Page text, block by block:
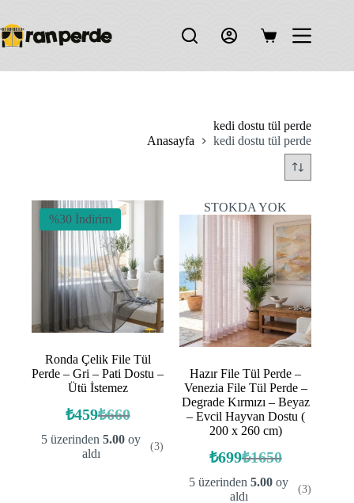
content
Shopping
kedi dostu tül perde
Anasayfa
kedi dostu tül perde
%30 İndirim
Ronda Çelik File Tül
Perde – Gri – Pati Dostu –
Ütü İstemez
₺660
Orijinal
fiyat:
₺660.
₺459Şu
andaki
fiyat:
5 üzerinden5.00 oy
aldı
(3)
STOKDA YOK
Hazır File Tül Perde –
Venezia File Tül Perde –
Degrade Kırmızı – Beyaz
– Evcil Hayvan Dostu (
200 x 260 cm)
₺1650
Orijinal
fiyat:
₺1650.
₺699 Şu
andaki
fiyat:
5 üzerinden5.00 oy
aldı
(3)